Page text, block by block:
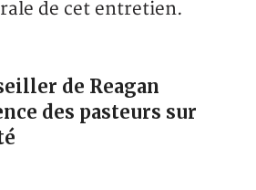
de cet entretien.
de Reagan
des pasteurs sur